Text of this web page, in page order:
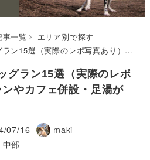
事一覧
エリア別で探す
真あり）無料のランやカフェ併設・足湯が完備された施設も！
グラン15選（実際のレポ
やカフェ併設・足湯が
07/16
著
maki
リー
中部